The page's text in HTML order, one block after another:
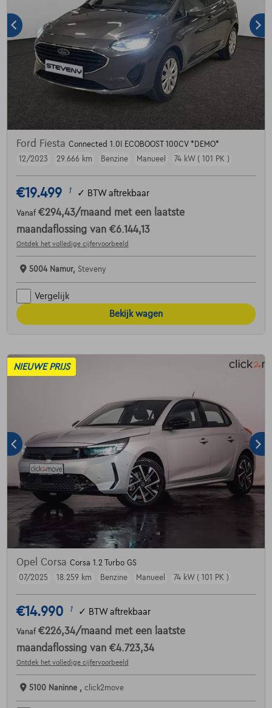
Ford Fiesta Connected 1.0I ECOBOOST 100CV *DEMO*
12/2023
29.666 km Benzine Manueel 74 kW ( 101 PK )
€19.499 1 ✓ BTW aftrekbaar
Vanaf €294,43/maand met een laatste
maandaflossing van €6.144,13
Ontdek het volledige cijfervoorbeeld
5004 Namur, Steveny
Vergelijk
Bekijk wagen
NIEUWE PRIJS
Opel Corsa Corsa 1.2 Turbo GS
07/2025
18.259 km Benzine Manueel 74 kW ( 101 PK )
€14.990 1 ✓ BTW aftrekbaar
Vanaf €226,34/maand met een laatste
maandaflossing van €4.723,34
Ontdek het volledige cijfervoorbeeld
5100 Naninne , click2move